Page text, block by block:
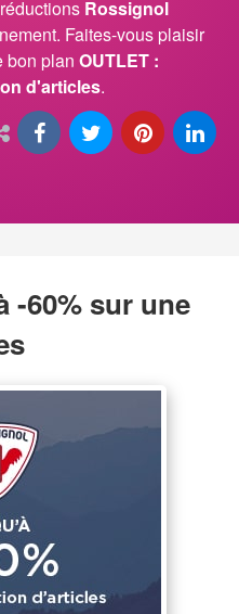
Rossignol
Faites-vous plaisir
bon plan OUTLET :
d'articles.
-60% sur une